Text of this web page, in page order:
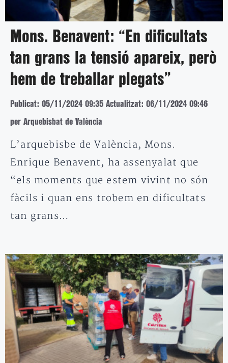
Mons. Benavent: “En dificultats
tan grans la tensió apareix, però
hem de treballar plegats”
Publicat: 05/11/2024 09:35 Actualitzat: 06/11/2024 09:46
per Arquebisbat de València
L’arquebisbe de València, Mons.
Enrique Benavent, ha assenyalat que
“els moments que estem vivint no són
fàcils i quan ens trobem en dificultats
tan grans…